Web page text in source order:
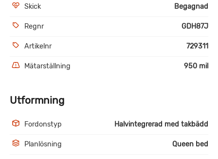
Skick Begagnad
Regnr GDH87J
Artikelnr 729311
Mätarställning 950 mil
Utformning
Fordonstyp Halvintegrerad med takbädd
Planlösning Queen bed